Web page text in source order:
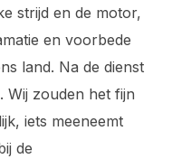
strijd en de motor,
en voorbede
land. Na de dienst
Wij zouden het fijn
iets meeneemt
de